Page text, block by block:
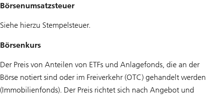
Börsenumsatzsteuer
Siehe hierzu Stempelsteuer.
Börsenkurs
Der Preis von Anteilen von ETFs und Anlagefonds, die an der
Börse notiert sind oder im Freiverkehr (OTC) gehandelt werden
(Immobilienfonds). Der Preis richtet sich nach Angebot und